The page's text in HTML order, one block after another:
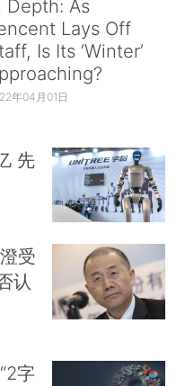
Depth: As
Lays Off
Is Its ‘Winter’
年04月01日
先
受
认
字